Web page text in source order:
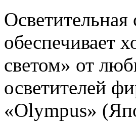
обеспечивает
светом» от
осветителей
«Olympus»